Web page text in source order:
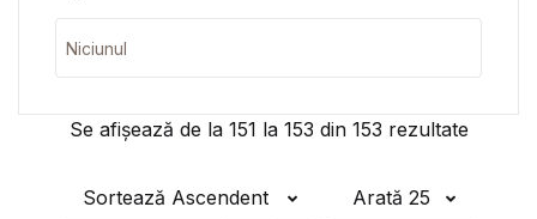
Se afișează de la 151 la 153 din 153 rezultate
Sortează Ascendent Arată 25